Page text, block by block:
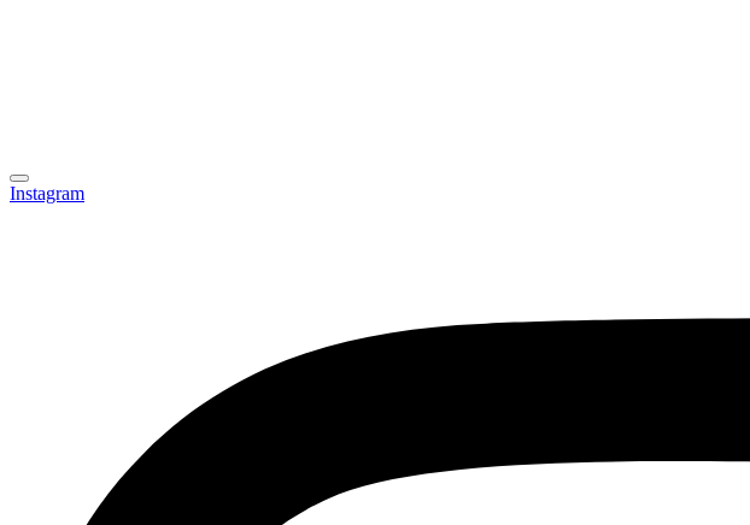
Instagram